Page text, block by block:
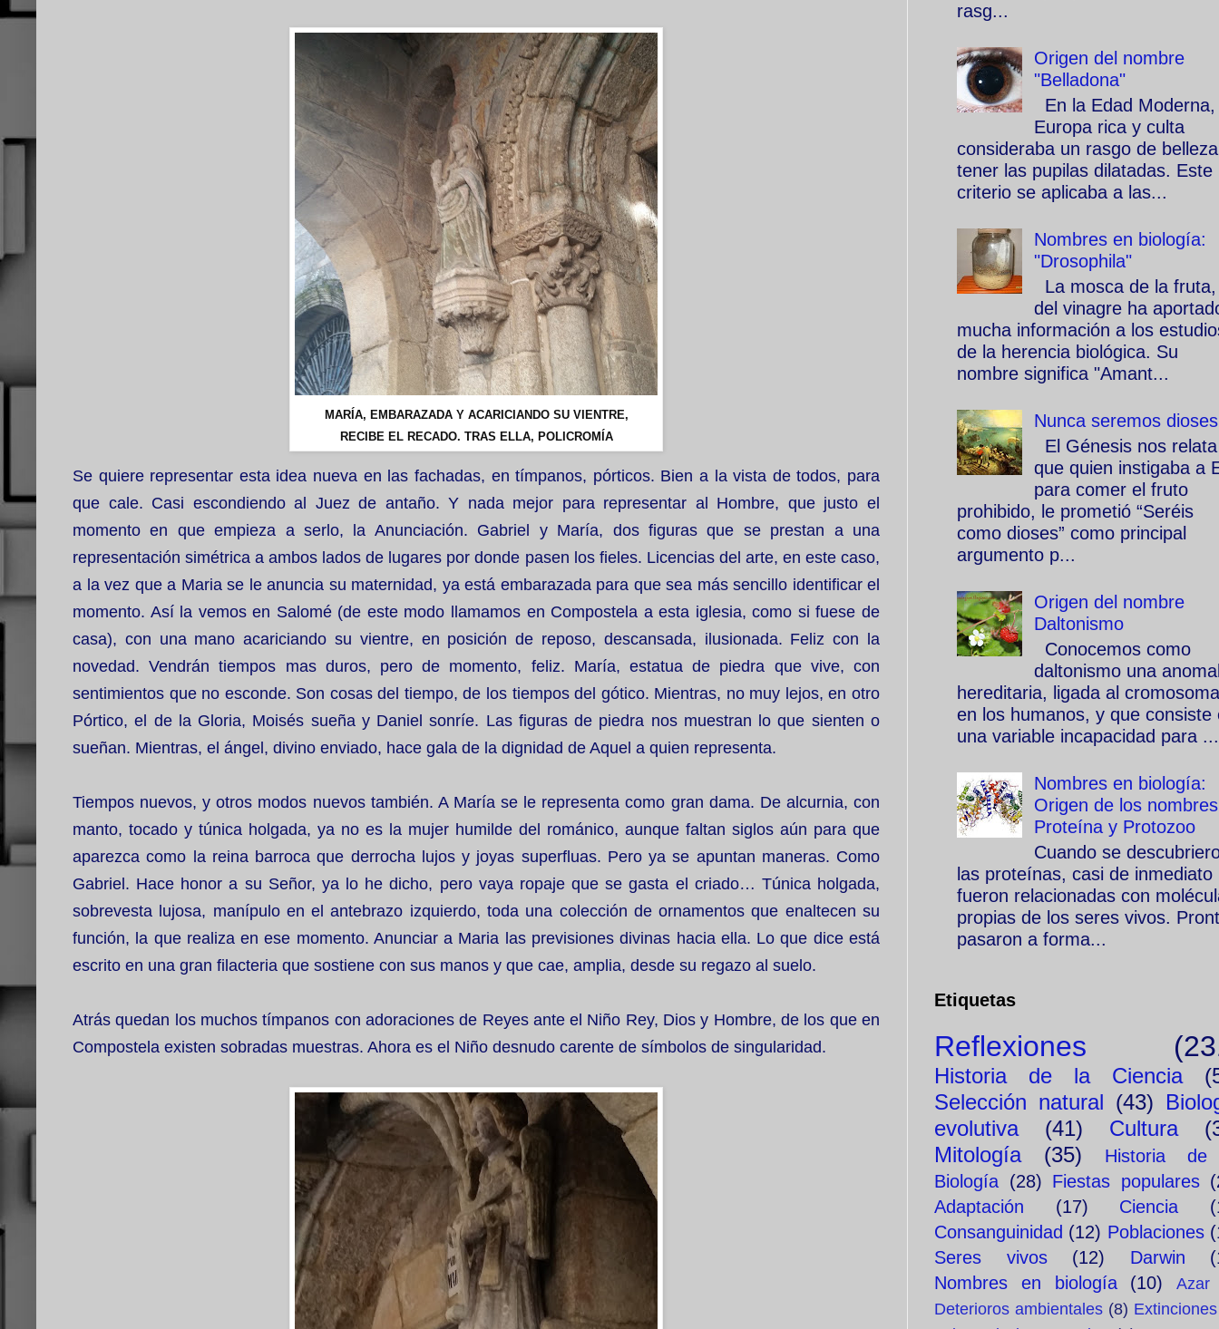
MARÍA, EMBARAZADA Y ACARICIANDO SU VIENTRE,
RECIBE EL RECADO. TRAS ELLA, POLICROMÍA
Se quiere representar esta idea nueva en las fachadas, en tímpanos, pórticos. Bien a la vista de todos, para
que cale. Casi escondiendo al Juez de antaño. Y nada mejor para representar al Hombre, que justo el
momento en que empieza a serlo, la Anunciación. Gabriel y María, dos figuras que se prestan a una
representación simétrica a ambos lados de lugares por donde pasen los fieles. Licencias del arte, en este caso,
a la vez que a Maria se le anuncia su maternidad, ya está embarazada para que sea más sencillo identificar el
momento. Así la vemos en Salomé (de este modo llamamos en Compostela a esta iglesia, como si fuese de
casa), con una mano acariciando su vientre, en posición de reposo, descansada, ilusionada. Feliz con la
novedad. Vendrán tiempos mas duros, pero de momento, feliz. María, estatua de piedra que vive, con
sentimientos que no esconde. Son cosas del tiempo, de los tiempos del gótico. Mientras, no muy lejos, en otro
Pórtico, el de la Gloria, Moisés sueña y Daniel sonríe. Las figuras de piedra nos muestran lo que sienten o
sueñan. Mientras, el ángel, divino enviado, hace gala de la dignidad de Aquel a quien representa.
Tiempos nuevos, y otros modos nuevos también. A María se le representa como gran dama. De alcurnia, con
manto, tocado y túnica holgada, ya no es la mujer humilde del románico, aunque faltan siglos aún para que
aparezca como la reina barroca que derrocha lujos y joyas superfluas. Pero ya se apuntan maneras. Como
Gabriel. Hace honor a su Señor, ya lo he dicho, pero vaya ropaje que se gasta el criado… Túnica holgada,
sobrevesta lujosa, manípulo en el antebrazo izquierdo, toda una colección de ornamentos que enaltecen su
función, la que realiza en ese momento. Anunciar a Maria las previsiones divinas hacia ella. Lo que dice está
escrito en una gran filacteria que sostiene con sus manos y que cae, amplia, desde su regazo al suelo.
Atrás quedan los muchos tímpanos con adoraciones de Reyes ante el Niño Rey, Dios y Hombre, de los que en
Compostela existen sobradas muestras. Ahora es el Niño desnudo carente de símbolos de singularidad.
rasg...
Origen del nombre
"Belladona"
En la Edad Moderna,
Europa rica y culta
consideraba un rasgo de
tener las pupilas dilatadas. Este
criterio se aplicaba a las...
Nombres en biología:
"Drosophila"
La mosca de la
del vinagre ha
mucha información a los
de la herencia biológica. Su
nombre significa "Amant...
Nunca seremos dioses
El Génesis nos relata
que quien instigaba a
para comer el fruto
prohibido, le prometió “Seréis
como dioses” como principal
argumento p...
Origen del nombre
Daltonismo
Conocemos como
daltonismo una
hereditaria, ligada al
en los humanos, y que consiste
una variable incapacidad para ...
Nombres en biología:
Origen de los nombres
Proteína y Protozoo
Cuando se
las proteínas, casi de inmediato
fueron relacionadas con
propias de los seres vivos.
pasaron a forma...
Etiquetas
Reflexiones
Historia de la Ciencia
Selección natural (43)
evolutiva
(41) Cultura
Mitología
(35)
Historia
Biología (28) Fiestas populares
Adaptación
(17) Ciencia
Consanguinidad (12) Poblaciones
Seres vivos
(12) Darwin
Nombres en biología
(10)
Azar
Deterioros ambientales (8) Extinciones